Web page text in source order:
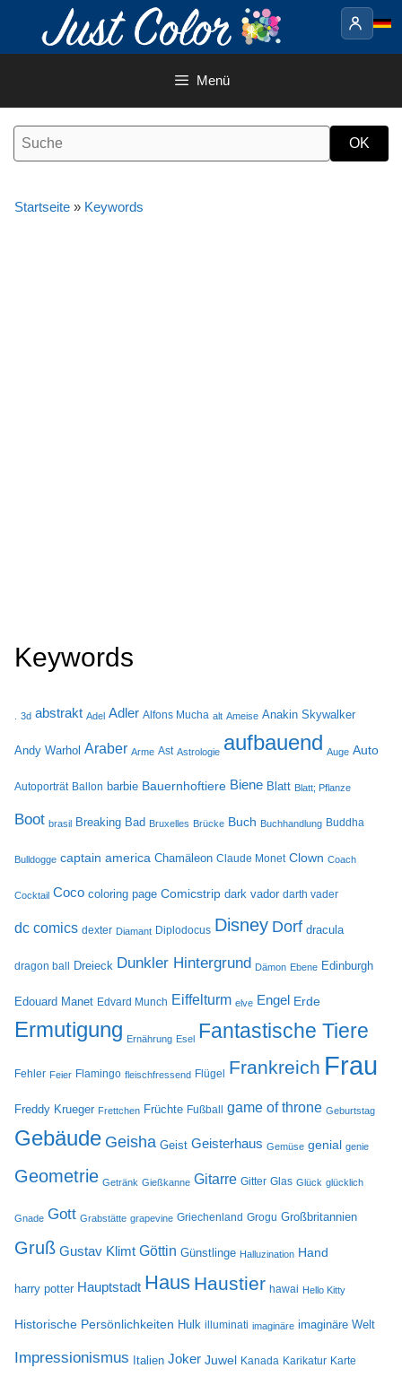
Inhalt
Menü
Startseite » Keywords
Keywords
3d abstrakt Adel Adler Alfons Mucha alt Ameise Anakin Skywalker
Andy Warhol Araber Arme Ast Astrologie aufbauend Auge Auto
Autoporträt Ballon barbie Bauernhoftiere Biene Blatt Blatt; Pflanze
Boot brasil Breaking Bad Bruxelles Brücke Buch Buchhandlung Buddha
Bulldogge captain america Chamäleon Claude Monet Clown Coach
Cocktail Coco coloring page Comicstrip dark vador darth vader
dc comics dexter Diamant Diplodocus Disney Dorf dracula
dragon ball Dreieck Dunkler Hintergrund Dämon Ebene Edinburgh
Edouard Manet Edvard Munch Eiffelturm elve Engel Erde
Ermutigung Ernährung Esel Fantastische Tiere
Fehler Feier Flamingo fleischfressend Flügel Frankreich Frau
Freddy Krueger Frettchen Früchte Fußball game of throne Geburtstag
Gebäude Geisha Geist Geisterhaus Gemüse genial genie
Geometrie Getränk Gießkanne Gitarre Gitter Glas Glück glücklich
Gnade Gott Grabstätte grapevine Griechenland Grogu Großbritannien
Gruß Gustav Klimt Göttin Günstlinge Halluzination Hand
harry potter Hauptstadt Haus Haustier hawai Hello Kitty
Historische Persönlichkeiten Hulk illuminati imaginäre imaginäre Welt
Impressionismus Italien Joker Juwel Kanada Karikatur Karte